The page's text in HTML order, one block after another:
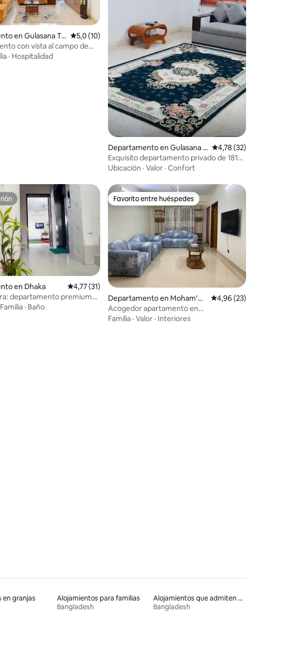
de 5. 14 evaluaciones
en Gulasana Th Calificación promedio: 5,0 de 5. 10 evaluaciones
5,0 (10)
con vista al campo de
12 en Banani”
· Hospitalidad
Departamento en Gulasana T
hana
Calificación
4,78 (32)
Exquisito departamento privado de 181
metros cuadrados en Banani
Ubicación · Valor · Confort
de 5. 56 evaluaciones
en Dhaka Calificación promedio: 4,77 de 5. 31 evaluaciones
4,77 (31)
departamento premium
y 4 baños, 3 cocheras,
Familia · Baño
Favorito entre huéspedes
Favorito entre huéspedes
Departamento en Moham'm
adapura Thana
Calificación
4,96 (23)
Acogedor apartamento en
Mohammadpur
Familia · Valor · Interiores
en granjas
Alojamientos para familias
Bangladesh
Alojamientos que admiten mascotas
Bangladesh